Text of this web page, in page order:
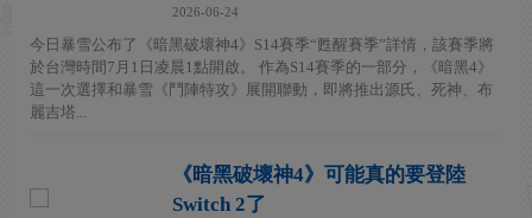
2026-06-24
今日暴雪公布了《暗黑破壞神4》S14賽季“甦醒賽季”詳情，該賽季將
於台灣時間7月1日凌晨1點開啟。 作為S14賽季的一部分，《暗黑4》
這一次選擇和暴雪《鬥陣特攻》展開聯動，即將推出源氏、死神、布
麗吉塔...
《暗黑破壞神4》可能真的要登陸
Switch 2了